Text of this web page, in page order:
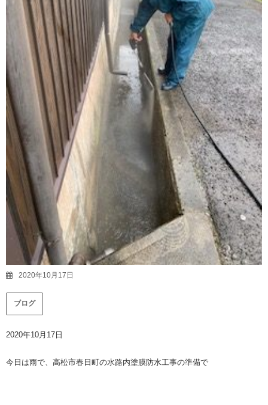
2020年10月17日
ブログ
2020年10月17日
今日は雨で、高松市春日町の水路内塗膜防水工事の準備で